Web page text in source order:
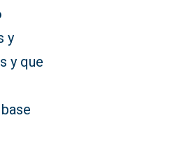
y
y que